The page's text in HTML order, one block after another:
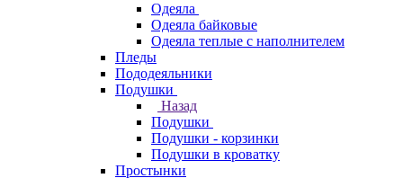
Одеяла
Одеяла байковые
Одеяла теплые с наполнителем
Пледы
Пододеяльники
Подушки
Назад
Подушки
Подушки - корзинки
Подушки в кроватку
Простынки